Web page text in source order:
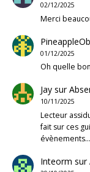
02/12/2025
Merci
01/12/2025
Oh quelle
Jaysur
10/11/2025
Lecteur
fait sur ces
Inteorm sur